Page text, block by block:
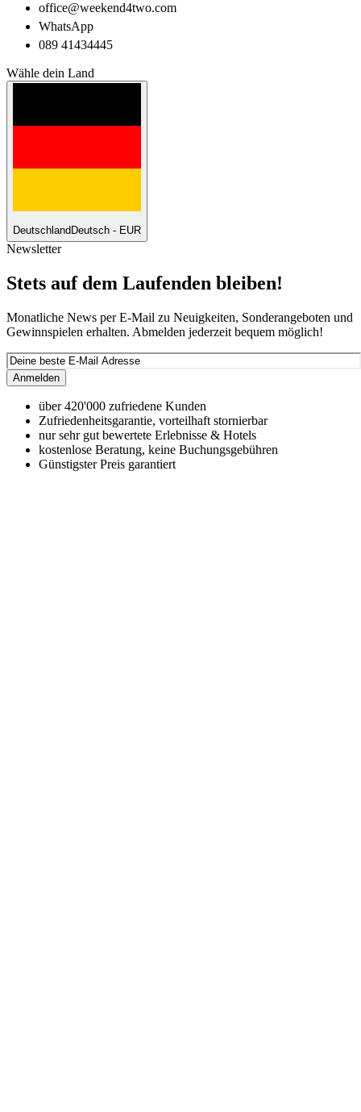
office@weekend4two.com
WhatsApp
089 41434445
Wähle dein Land
Deutschland Deutsch - EUR
Newsletter
Stets auf dem Laufenden bleiben!
Monatliche News per E-Mail zu Neuigkeiten, Sonderangeboten und
Gewinnspielen erhalten. Abmelden jederzeit bequem möglich!
Anmelden
über 420'000 zufriedene Kunden
Zufriedenheitsgarantie, vorteilhaft stornierbar
nur sehr gut bewertete Erlebnisse & Hotels
kostenlose Beratung, keine Buchungsgebühren
Günstigster Preis garantiert